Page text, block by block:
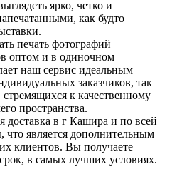
ярко, четко и
как будто
печать фотографий
оптом и в одиночном
наш сервис идеальным
заказчиков, так
к качественному
пространства.
доставка в г Кашира и по всей
что является дополнительным
клиентов. Вы получаете
в самых лучших условиях.